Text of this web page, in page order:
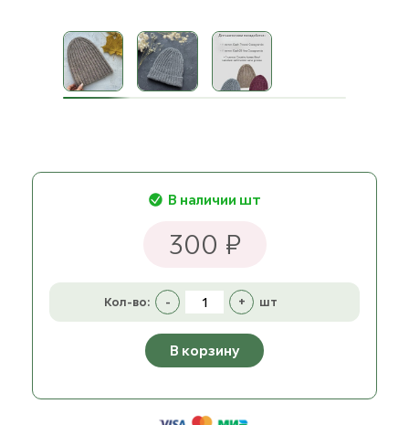
В наличии шт
300 ₽
Кол-во: - + шт
В корзину